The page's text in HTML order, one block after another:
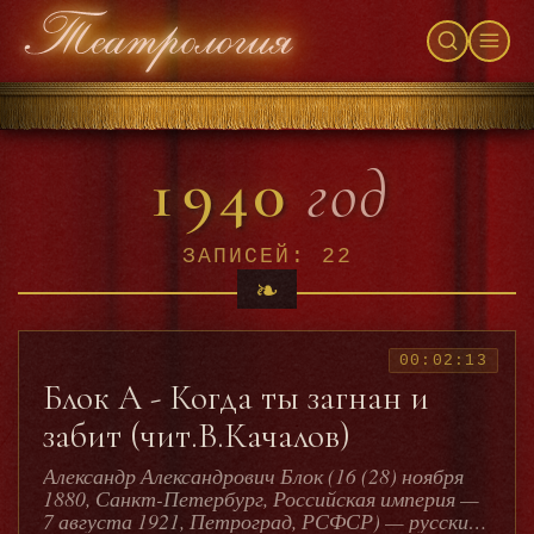
1940 год
ЗАПИСЕЙ: 22
Блок А - Когда ты загнан и
забит (чит.В.Качалов)
Александр Александрович Блок (16 (28) ноября
1880, Санкт-Петербург, Российская империя —
7 августа 1921, Петроград, РСФСР) — русский
00:02:13